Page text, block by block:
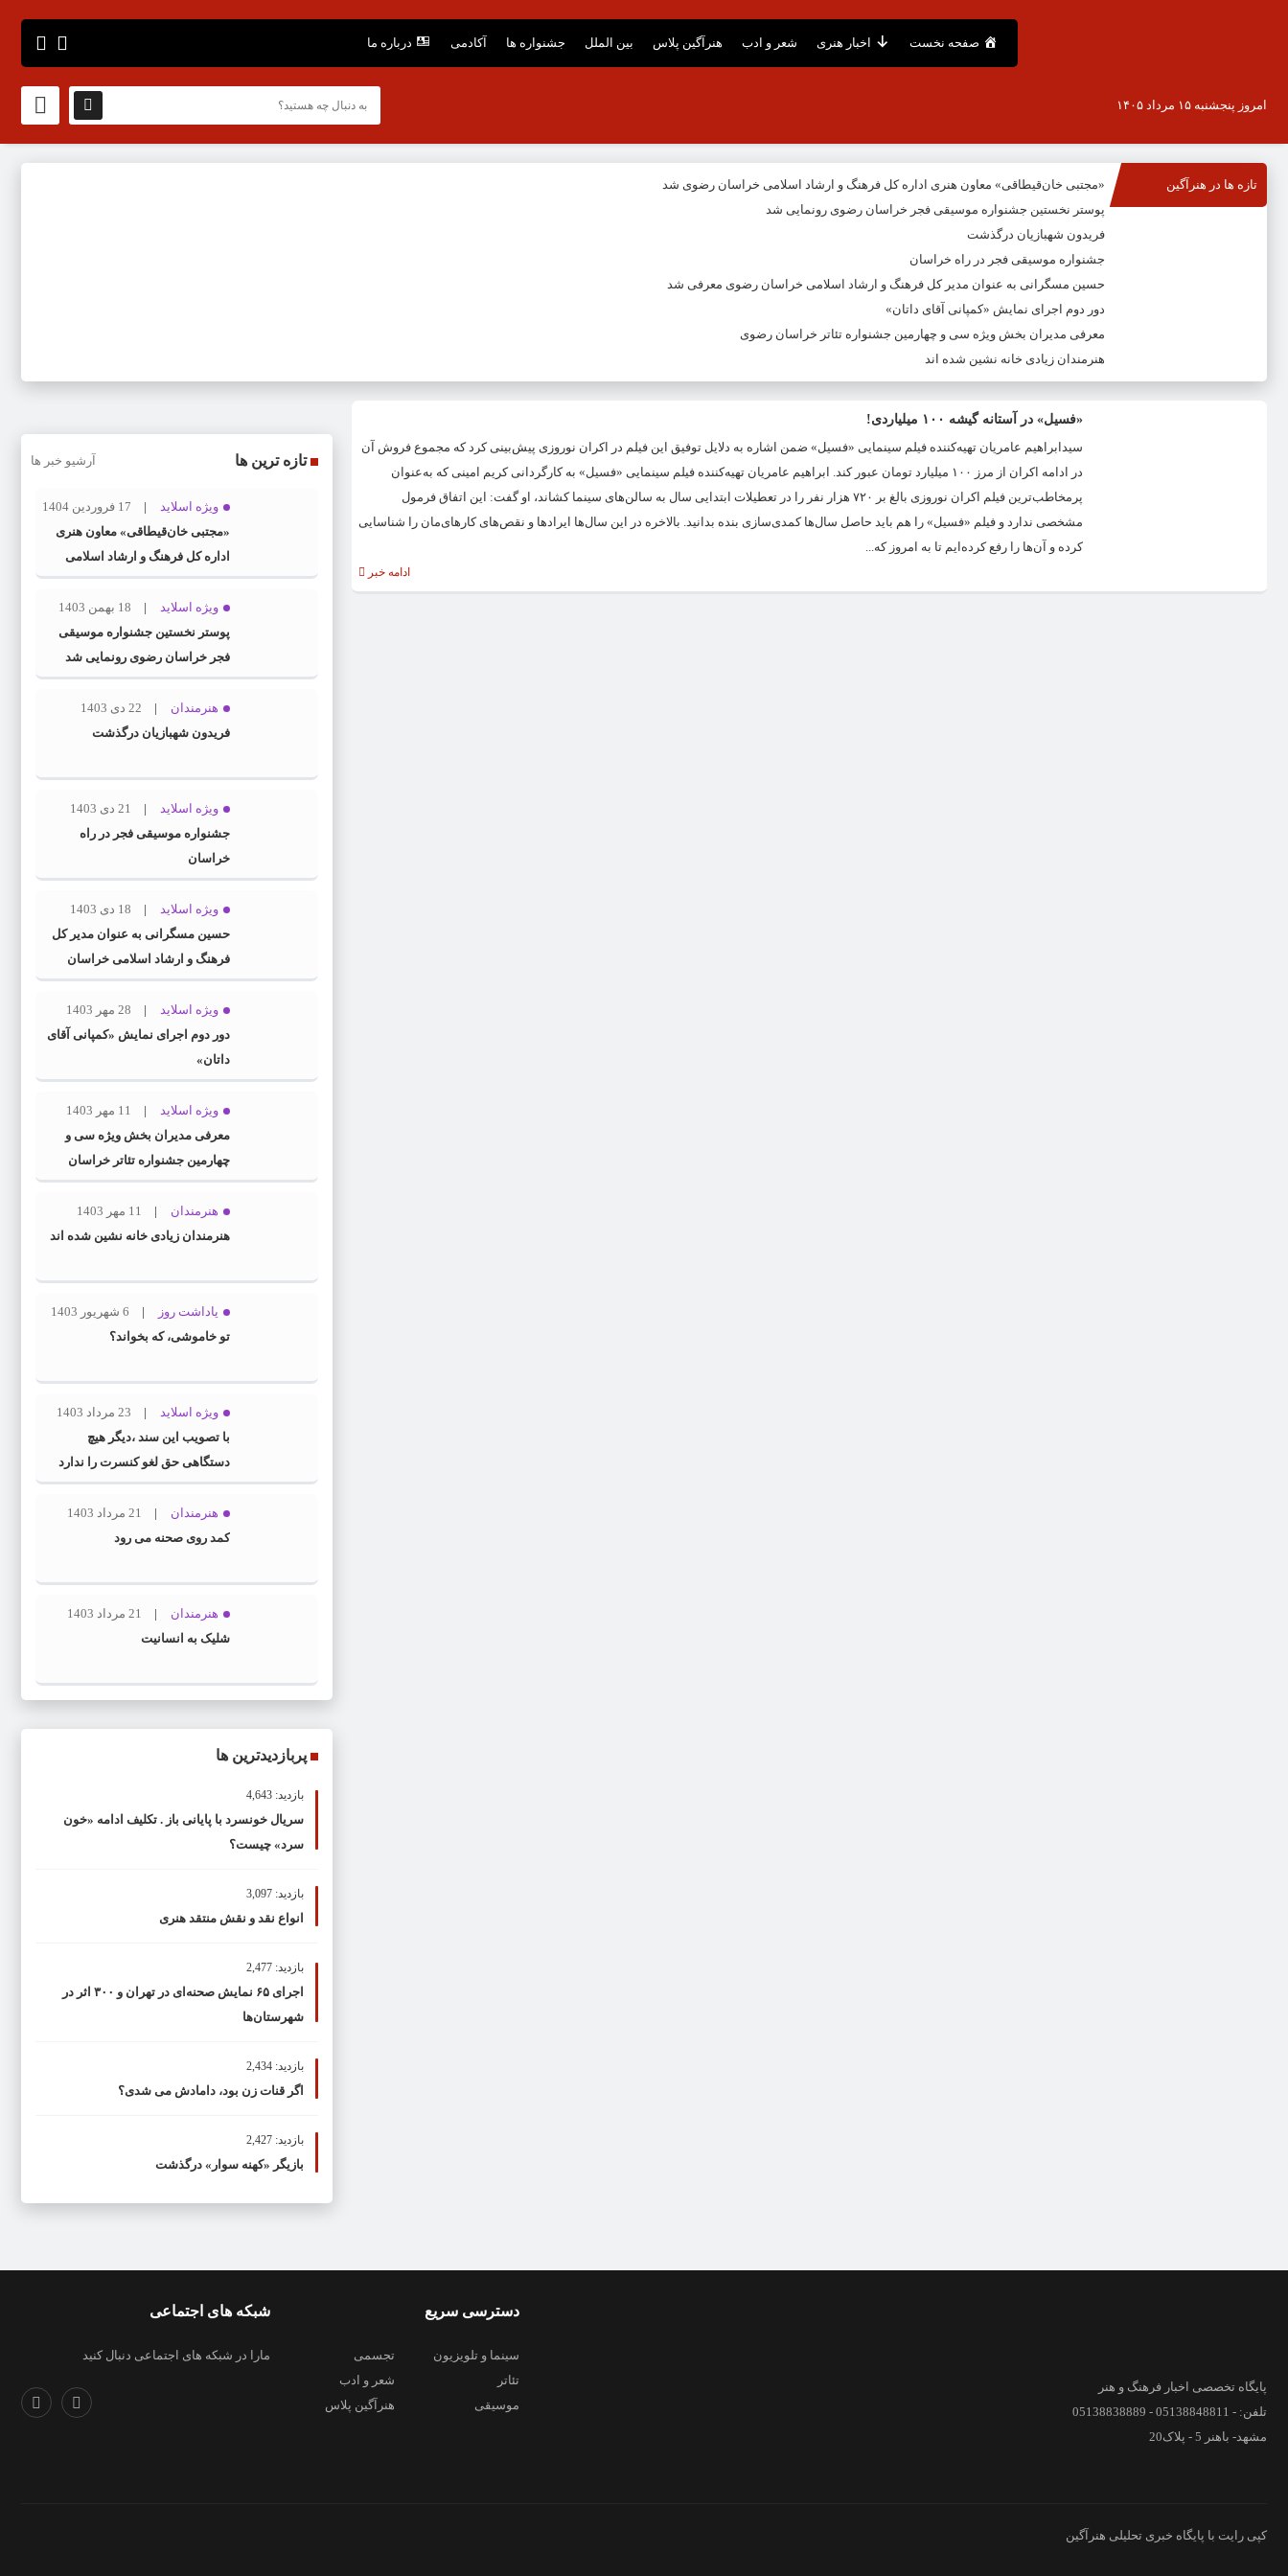
صفحه نخست اخبار هنری شعر و ادب هنرآگین پلاس بین الملل جشنواره ها آکادمی درباره ما
امروز پنجشنبه ۱۵ مرداد ۱۴۰۵
تازه ها در هنرآگین
«مجتبی خان‌قیطاقی» معاون هنری اداره کل فرهنگ و ارشاد اسلامی خراسان رضوی شد
پوستر نخستین جشنواره موسیقی فجر خراسان رضوی رونمایی شد
فریدون شهبازیان درگذشت
جشنواره موسیقی فجر در راه خراسان
حسین مسگرانی به عنوان مدیر کل فرهنگ و ارشاد اسلامی خراسان رضوی معرفی شد
دور دوم اجرای نمایش «کمپانی آقای داتان»
معرفی مدیران بخش ویژه سی و چهارمین جشنواره تئاتر خراسان رضوی
هنرمندان زیادی خانه نشین شده اند
«فسیل» در آستانه گیشه ۱۰۰ میلیاردی!
سیدابراهیم عامریان تهیه‌کننده فیلم سینمایی «فسیل» ضمن اشاره به دلایل توفیق این فیلم در اکران نوروزی پیش‌بینی کرد که مجموع فروش آن
در ادامه اکران از مرز ۱۰۰ میلیارد تومان عبور کند. ابراهیم عامریان تهیه‌کننده فیلم سینمایی «فسیل» به کارگردانی کریم امینی که به‌عنوان
پرمخاطب‌ترین فیلم اکران نوروزی بالغ بر ۷۲۰ هزار نفر را در تعطیلات ابتدایی سال به سالن‌های سینما کشاند، او گفت: این اتفاق فرمول
مشخصی ندارد و فیلم «فسیل» را هم باید حاصل سال‌ها کمدی‌سازی بنده بدانید. بالاخره در این سال‌ها ایرادها و نقص‌های کارهای‌مان را شناسایی
کرده و آن‌ها را رفع کرده‌ایم تا به امروز که...
ادامه خبر
تازه ترین ها آرشیو خبر ها
ویژه اسلاید
17 فروردین 1404
«مجتبی خان‌قیطاقی» معاون هنری
اداره کل فرهنگ و ارشاد اسلامی
خراسان رضوی شد
ویژه اسلاید
18 بهمن 1403
پوستر نخستین جشنواره موسیقی
فجر خراسان رضوی رونمایی شد
هنرمندان
22 دی 1403
فریدون شهبازیان درگذشت
ویژه اسلاید
21 دی 1403
جشنواره موسیقی فجر در راه
خراسان
ویژه اسلاید
18 دی 1403
حسین مسگرانی به عنوان مدیر کل
فرهنگ و ارشاد اسلامی خراسان
رضوی معرفی شد
ویژه اسلاید
28 مهر 1403
دور دوم اجرای نمایش «کمپانی آقای
داتان»
ویژه اسلاید
11 مهر 1403
معرفی مدیران بخش ویژه سی و
چهارمین جشنواره تئاتر خراسان
رضوی
هنرمندان
11 مهر 1403
هنرمندان زیادی خانه نشین شده اند
یاداشت روز
6 شهریور 1403
تو خاموشی، که بخواند؟
ویژه اسلاید
23 مرداد 1403
با تصویب این سند ،دیگر هیچ
دستگاهی حق لغو کنسرت را ندارد
هنرمندان
21 مرداد 1403
کمد روی صحنه می رود
هنرمندان
21 مرداد 1403
شلیک به انسانیت
پربازدیدترین ها
بازدید: 4,643
سریال خونسرد با پایانی باز . تکلیف ادامه «خون
سرد» چیست؟
بازدید: 3,097
انواع نقد و نقش منتقد هنری
بازدید: 2,477
اجرای ۶۵ نمایش صحنه‌ای در تهران و ۳۰۰ اثر در
شهرستان‌ها
بازدید: 2,434
اگر قنات زن بود، دامادش می شدی؟
بازدید: 2,427
بازیگر «کهنه سوار» درگذشت
پایگاه تخصصی اخبار فرهنگ و هنر
تلفن: - 05138848811 - 05138838889
مشهد- باهنر 5 - پلاک20
شبکه های اجتماعی
مارا در شبکه های اجتماعی دنبال کنید
دسترسی سریع
سینما و تلویزیون
تجسمی
تئاتر
شعر و ادب
موسیقی
هنرآگین پلاس
کپی رایت با پایگاه خبری تحلیلی هنرآگین